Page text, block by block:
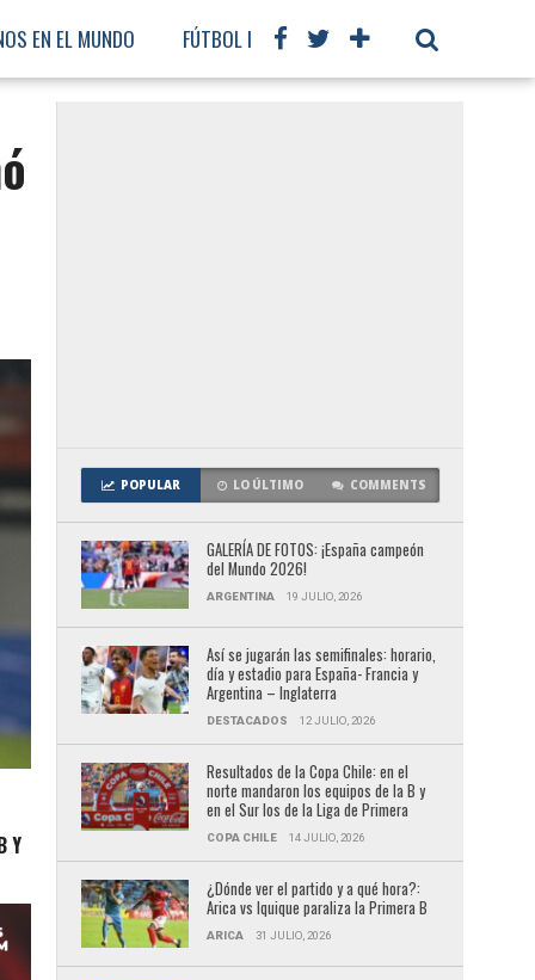
EN EL MUNDO FÚTBOL INTERNACIONAL
Y
POPULAR LO ÚLTIMO COMMENTS
GALERÍA DE FOTOS: ¡España campeón
del Mundo 2026!
ARGENTINA 19 JULIO, 2026
Así se jugarán las semifinales: horario,
día y estadio para España- Francia y
Argentina – Inglaterra
DESTACADOS 12 JULIO, 2026
Resultados de la Copa Chile: en el
norte mandaron los equipos de la B y
en el Sur los de la Liga de Primera
COPA CHILE 14 JULIO, 2026
¿Dónde ver el partido y a qué hora?:
Arica vs Iquique paraliza la Primera B
ARICA 31 JULIO, 2026